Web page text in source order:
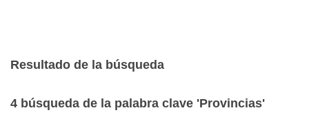
Resultado de la búsqueda
4 búsqueda de la palabra clave 'Provincias'